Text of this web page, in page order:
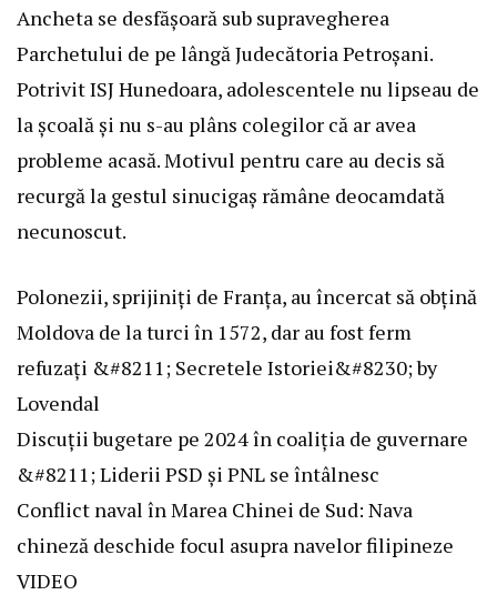
Ancheta se desfășoară sub supravegherea
Parchetului de pe lângă Judecătoria Petroșani.
Potrivit ISJ Hunedoara, adolescentele nu lipseau de
la școală și nu s-au plâns colegilor că ar avea
probleme acasă. Motivul pentru care au decis să
recurgă la gestul sinucigaș rămâne deocamdată
necunoscut.
Polonezii, sprijiniți de Franța, au încercat să obțină
Moldova de la turci în 1572, dar au fost ferm
refuzați &#8211; Secretele Istoriei&#8230; by
Lovendal
Discuții bugetare pe 2024 în coaliția de guvernare
&#8211; Liderii PSD și PNL se întâlnesc
Conflict naval în Marea Chinei de Sud: Nava
chineză deschide focul asupra navelor filipineze
VIDEO